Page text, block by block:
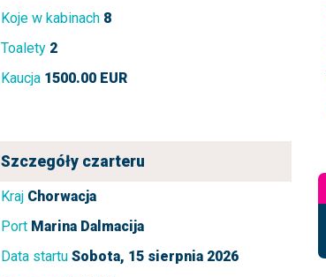
Koje w kabinach 8
Toalety 2
Kaucja 1500.00 EUR
Szczegóły czarteru
Kraj Chorwacja
Port Marina Dalmacija
Data startu Sobota, 15 sierpnia 2026